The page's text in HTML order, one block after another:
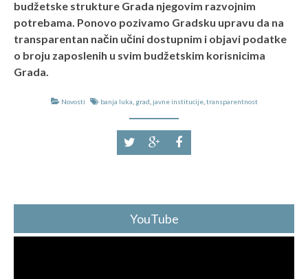
budžetske strukture Grada njegovim razvojnim
potrebama. Ponovo pozivamo Gradsku upravu da na
transparentan način učini dostupnim i objavi podatke
o broju zaposlenih u svim budžetskim korisnicima
Grada.
Novosti banja luka grad javne institucije, transparentnost
YouTube